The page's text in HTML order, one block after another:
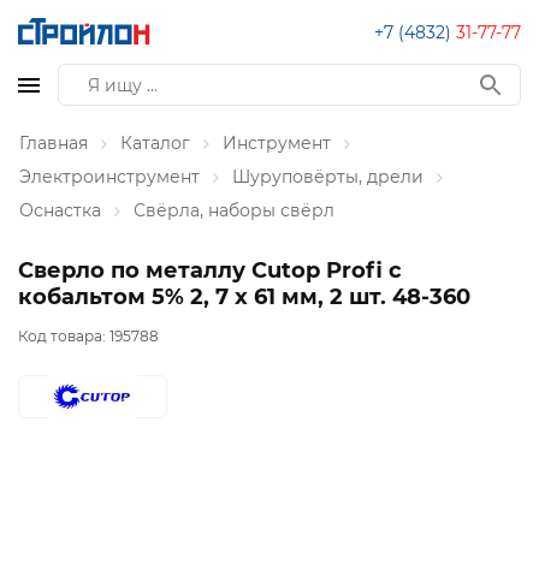
+7 (4832) 31-77-77
Главная Каталог
Инструмент
Электроинструмент
Шуруповёрты, дрели
Оснастка
Свёрла, наборы свёрл
Сверло по металлу Cutop Profi с
кобальтом 5% 2, 7 x 61 мм, 2 шт. 48-360
Код товара: 195788